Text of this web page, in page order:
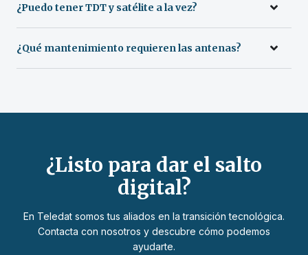
¿Puedo tener TDT y satélite a la vez?
¿Qué mantenimiento requieren las antenas?
¿Listo para dar el salto
digital?
En Teledat somos tus aliados en la transición tecnológica.
Contacta con nosotros y descubre cómo podemos
ayudarte.